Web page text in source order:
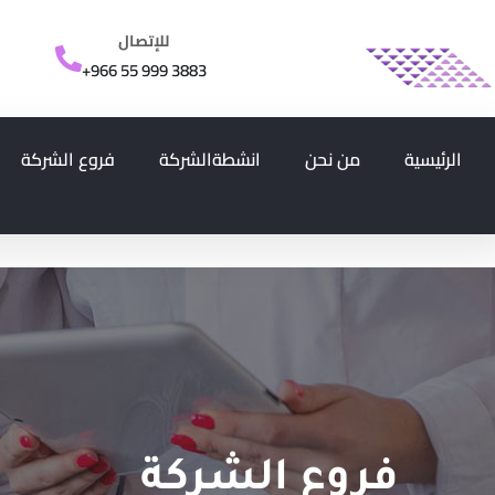
للإتصال
+966 55 999 3883
الرئيسية من نحن انشطةالشركة فروع الشركة
فروع الشركة